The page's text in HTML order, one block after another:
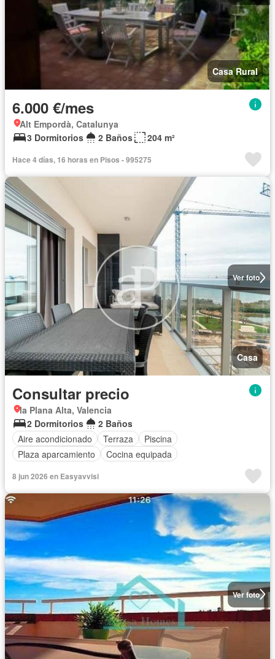
Casa Rural
6.000 €/mes
Alt Empordà, Catalunya
3 Dormitorios
2 Baños 204 m²
Hace 4 días, 16 horas en Pisos - 995275
Ver foto
Casa
Consultar precio
la Plana Alta, Valencia
2 Dormitorios
2 Baños
Aire acondicionado
Terraza
Piscina
Plaza aparcamiento
Cocina equipada
8 jun 2026 en Easyavvisi
Ver foto